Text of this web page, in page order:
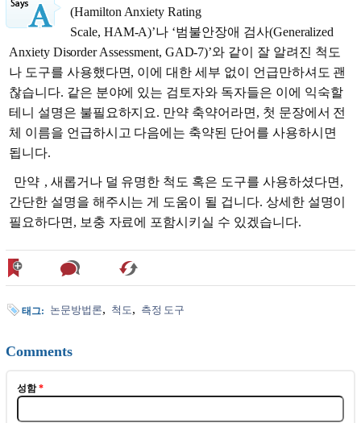
(Hamilton Anxiety Rating
Scale, HAM-A)’나 ‘범불안장애 검사(Generalized
Anxiety Disorder Assessment, GAD-7)’와 같이 잘 알려진 척도
나 도구를 사용했다면, 이에 대한 세부 없이 언급만하셔도 괜
찮습니다. 같은 분야에 있는 검토자와 독자들은 이에 익숙할
테니 설명은 불필요하지요. 만약 축약어라면, 첫 문장에서 전
체 이름을 언급하시고 다음에는 축약된 단어를 사용하시면
됩니다.
만약 , 새롭거나 덜 유명한 척도 혹은 도구를 사용하셨다면,
간단한 설명을 해주시는 게 도움이 될 겁니다. 상세한 설명이
필요하다면, 보충 자료에 포함시키실 수 있겠습니다.
태그: 논문방법론 척도 측정 도구
Comments
성함*